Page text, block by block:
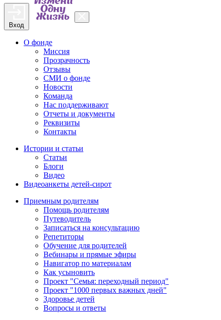
Вход
О фонде
Миссия
Прозрачность
Отзывы
СМИ о фонде
Новости
Команда
Нас поддерживают
Отчеты и документы
Реквизиты
Контакты
Истории и статьи
Статьи
Блоги
Видео
Видеоанкеты детей-сирот
Приемным родителям
Помощь родителям
Путеводитель
Записаться на консультацию
Репетиторы
Обучение для родителей
Вебинары и прямые эфиры
Навигатор по материалам
Как усыновить
Проект "Семья: переходный период"
Проект "1000 первых важных дней"
Здоровье детей
Вопросы и ответы